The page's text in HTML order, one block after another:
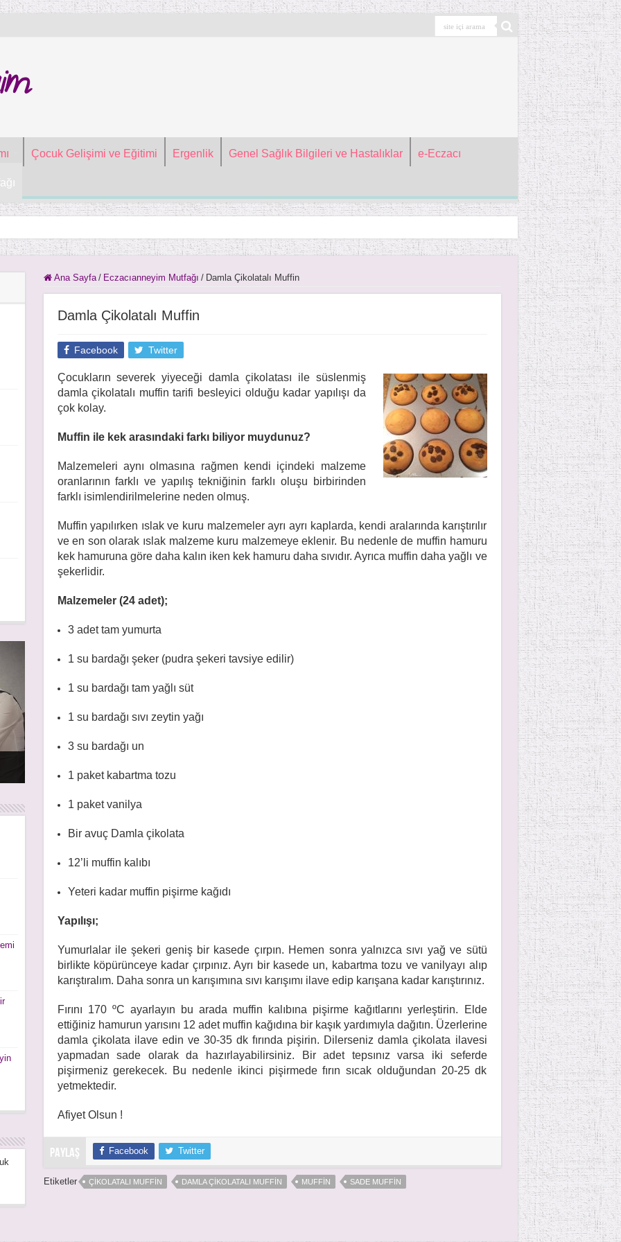
Çocuk Gelişimi ve Eğitimi Ergenlik Genel Sağlık Bilgileri ve Hastalıklar e-Eczacı
Ana Sayfa / Eczacıanneyim Mutfağı / Damla Çikolatalı Muffin
Damla Çikolatalı Muffin
Facebook Twitter
Çocukların severek yiyeceği damla çikolatası ile süslenmiş
damla çikolatalı muffin tarifi besleyici olduğu kadar yapılışı da
çok kolay.
Muffin ile kek arasındaki farkı biliyor muydunuz?
Malzemeleri aynı olmasına rağmen kendi içindeki malzeme
oranlarının farklı ve yapılış tekniğinin farklı oluşu birbirinden
farklı isimlendirilmelerine neden olmuş.
Muffin yapılırken ıslak ve kuru malzemeler ayrı ayrı kaplarda, kendi aralarında karıştırılır
ve en son olarak ıslak malzeme kuru malzemeye eklenir. Bu nedenle de muffin hamuru
kek hamuruna göre daha kalın iken kek hamuru daha sıvıdır. Ayrıca muffin daha yağlı ve
şekerlidir.
Malzemeler (24 adet);
3 adet tam yumurta
1 su bardağı şeker (pudra şekeri tavsiye edilir)
1 su bardağı tam yağlı süt
1 su bardağı sıvı zeytin yağı
3 su bardağı un
1 paket kabartma tozu
1 paket vanilya
Bir avuç Damla çikolata
12’li muffin kalıbı
Yeteri kadar muffin pişirme kağıdı
Yapılışı;
Yumurlalar ile şekeri geniş bir kasede çırpın. Hemen sonra yalnızca sıvı yağ ve sütü
birlikte köpürünceye kadar çırpınız. Ayrı bir kasede un, kabartma tozu ve vanilyayı alıp
karıştıralım. Daha sonra un karışımına sıvı karışımı ilave edip karışana kadar karıştırınız.
Fırını 170 ºC ayarlayın bu arada muffin kalıbına pişirme kağıtlarını yerleştirin. Elde
ettiğiniz hamurun yarısını 12 adet muffin kağıdına bir kaşık yardımıyla dağıtın. Üzerlerine
damla çikolata ilave edin ve 30-35 dk fırında pişirin. Dilerseniz damla çikolata ilavesi
yapmadan sade olarak da hazırlayabilirsiniz. Bir adet tepsınız varsa iki seferde
pişirmeniz gerekecek. Bu nedenle ikinci pişirmede fırın sıcak olduğundan 20-25 dk
yetmektedir.
Afiyet Olsun !
PAYLAŞ Facebook Twitter
Etiketler ÇIKOLATALI MUFFIN DAMLA ÇIKOLATALI MUFFIN MUFFIN SADE MUFFIN